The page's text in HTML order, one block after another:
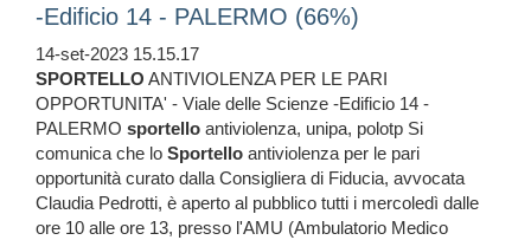
-Edificio 14 - PALERMO (66%)
14-set-2023 15.15.17
SPORTELLO ANTIVIOLENZA PER LE PARI
OPPORTUNITA' - Viale delle Scienze -Edificio 14 -
PALERMO sportello antiviolenza, unipa, polotp Si
comunica che lo Sportello antiviolenza per le pari
opportunità curato dalla Consigliera di Fiducia, avvocata
Claudia Pedrotti, è aperto al pubblico tutti i mercoledì dalle
ore 10 alle ore 13, presso l'AMU (Ambulatorio Medico